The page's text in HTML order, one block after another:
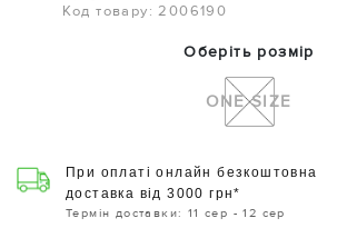
Код товару: 2006190
Оберіть розмір
ONE SIZE
При оплаті онлайн безкоштовна
доставка від 3000 грн*
Термін доставки: 11 сер - 12 сер